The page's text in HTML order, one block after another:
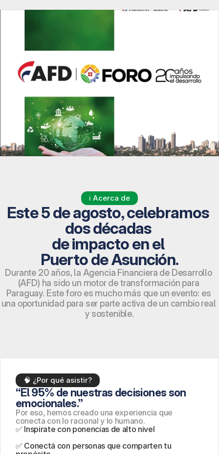
ℹ️ Acerca de
Este 5 de agosto, celebramos
dos décadas
de impacto en el
Puerto de Asunción.
Durante 20 años, la Agencia Financiera de Desarrollo
(AFD) ha sido un motor de transformación para
Paraguay. Este foro es mucho más que un evento: es
una oportunidad para ser parte activa de un cambio real
y sostenible.
🧠 ¿Por qué asistir?
“El 95% de nuestras decisiones son
emocionales.”
Por eso, hemos creado una experiencia que
conecta con lo racional y lo humano.
✅ Inspirate con ponencias de alto nivel
✅ Conectá con personas que comparten tu